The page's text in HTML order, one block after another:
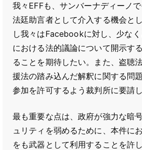
我々EFFも、サンバーナディーノで
法廷助言者として介入する機会と
し我々はFacebookに対し、少な
における法的議論について開示す
ることを期待したい。また、盗聴
援法の踏み込んだ解釈に関する問
参加を許可するよう裁判所に要請
最も重要な点は、政府が強力な暗
ュリティを弱めるために、本件に
をも武器として利用することを許